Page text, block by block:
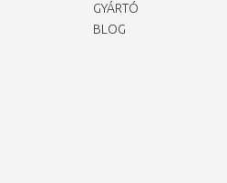
GYÁRTÓ
BLOG